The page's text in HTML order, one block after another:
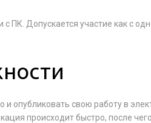
ПК. Допускается участие как с
и опубликовать свою работу в
происходит быстро, после